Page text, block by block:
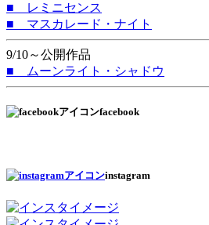
■ レミニセンス
■ マスカレード・ナイト
9/10～公開作品
■ ムーンライト・シャドウ
facebook
instagram